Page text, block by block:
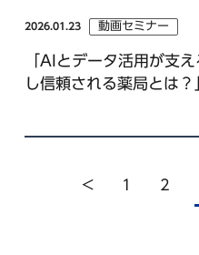
2026.01.23 動画セミナー
「AIとデータ活用が支
し信頼される薬局とは？
< 1 2